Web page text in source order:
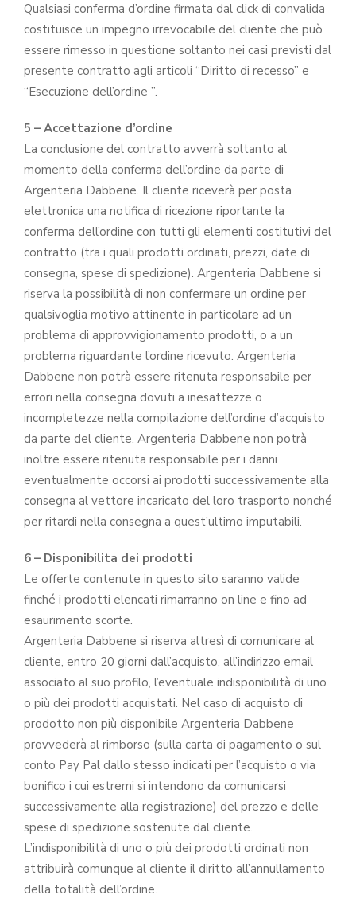
Qualsiasi conferma d’ordine firmata dal click di convalida
costituisce un impegno irrevocabile del cliente che può
essere rimesso in questione soltanto nei casi previsti dal
presente contratto agli articoli “Diritto di recesso” e
“Esecuzione dell’ordine ”.
5 – Accettazione d’ordine
La conclusione del contratto avverrà soltanto al
momento della conferma dell’ordine da parte di
Argenteria Dabbene. Il cliente riceverà per posta
elettronica una notifica di ricezione riportante la
conferma dell’ordine con tutti gli elementi costitutivi del
contratto (tra i quali prodotti ordinati, prezzi, date di
consegna, spese di spedizione). Argenteria Dabbene si
riserva la possibilità di non confermare un ordine per
qualsivoglia motivo attinente in particolare ad un
problema di approvvigionamento prodotti, o a un
problema riguardante l’ordine ricevuto. Argenteria
Dabbene non potrà essere ritenuta responsabile per
errori nella consegna dovuti a inesattezze o
incompletezze nella compilazione dell’ordine d’acquisto
da parte del cliente. Argenteria Dabbene non potrà
inoltre essere ritenuta responsabile per i danni
eventualmente occorsi ai prodotti successivamente alla
consegna al vettore incaricato del loro trasporto nonché
per ritardi nella consegna a quest’ultimo imputabili.
6 – Disponibilita dei prodotti
Le offerte contenute in questo sito saranno valide
finché i prodotti elencati rimarranno on line e fino ad
esaurimento scorte.
Argenteria Dabbene si riserva altresì di comunicare al
cliente, entro 20 giorni dall’acquisto, all’indirizzo email
associato al suo profilo, l’eventuale indisponibilità di uno
o più dei prodotti acquistati. Nel caso di acquisto di
prodotto non più disponibile Argenteria Dabbene
provvederà al rimborso (sulla carta di pagamento o sul
conto Pay Pal dallo stesso indicati per l’acquisto o via
bonifico i cui estremi si intendono da comunicarsi
successivamente alla registrazione) del prezzo e delle
spese di spedizione sostenute dal cliente.
L’indisponibilità di uno o più dei prodotti ordinati non
attribuirà comunque al cliente il diritto all’annullamento
della totalità dell’ordine.